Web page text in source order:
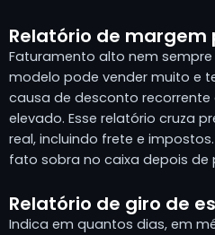
Relatório de margem
Faturamento alto nem
modelo pode vender muito e
causa de desconto
elevado. Esse relatório cruza
real, incluindo frete e
fato sobra no caixa depois de
Relatório de giro de
Indica em quantos dias, em